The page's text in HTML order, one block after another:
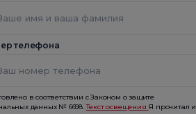
телефона
в соответствии с Законом о защите
данных № 6698.Текст освещения Я прочитал и